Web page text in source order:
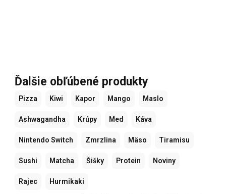
Ďalšie obľúbené produkty
Pizza Kiwi Kapor Mango Maslo
Ashwagandha Krúpy Med Káva
Nintendo Switch Zmrzlina Mäso Tiramisu
Sushi Matcha Šišky Protein Noviny
Rajec Hurmikaki